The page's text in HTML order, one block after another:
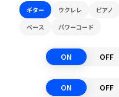
ギター ウクレレ
ピアノ
ベース
パワーコード
ON OFF
ON OFF